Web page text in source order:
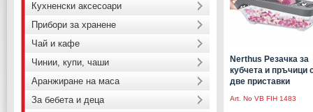
Nerthus Резачка за
кубчета и пръчици
две приставки
Art. No VB FIH 1483
Кухненски аксесоари
Прибори за хранене
Чай и кафе
Чинии, купи, чаши
Аранжиране на маса
За бебета и деца